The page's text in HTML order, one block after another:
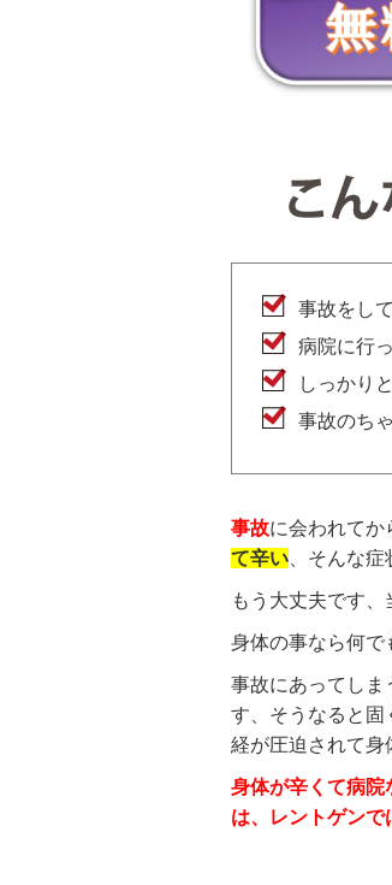
事故をし
病院に行
しっかり
事故のち
事故に会われてか
て辛い 、そんな
もう大丈夫です、
身体の事なら何で
事故にあってしま
す、そうなると固
経が圧迫されて身
身体が辛くて病院
は、レントゲンで